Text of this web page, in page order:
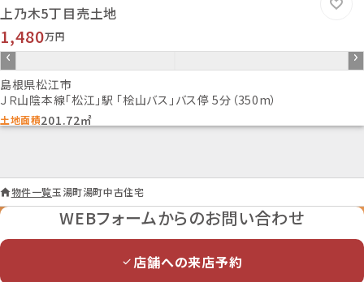
相談
仲介
情報更新日
2026年4月30日
次回更新予定日
2026年05月07日
上乃木5丁目売土地
1,480万円
島根県松江市
ＪＲ山陰本線「松江」駅 「桧山バス」バス停 5分（350m）
土地面積201.72㎡
物件一覧玉湯町湯町中古住宅
WEBフォームからのお問い合わせ
店舗への来店予約